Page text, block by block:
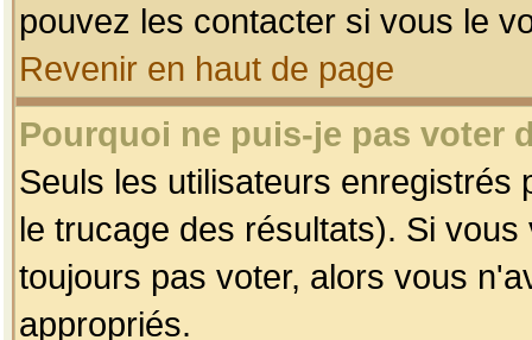
pouvez les contacter si vous le
Revenir en haut de page
Pourquoi ne puis-je pas voter
Seuls les utilisateurs enregistrés
le trucage des résultats). Si
toujours pas voter, alors vous
appropriés.